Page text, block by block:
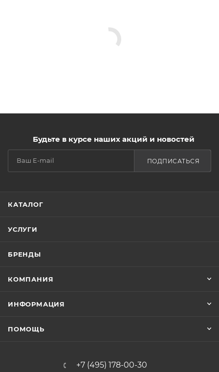
Будьте в курсе наших акций и новостей
ПОДПИСАТЬСЯ
КАТАЛОГ
УСЛУГИ
БРЕНДЫ
КОМПАНИЯ
ИНФОРМАЦИЯ
ПОМОЩЬ
+7 (495) 178-00-30